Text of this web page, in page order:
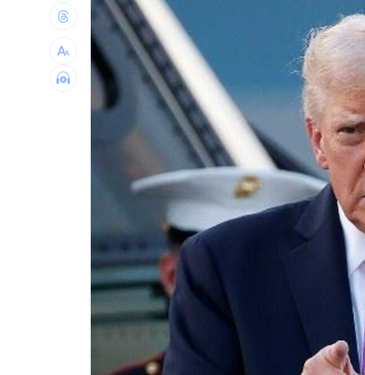
新／台中婦過馬路被車撞！下半身輾碎慘死 11:17
獨／曹雨婷爆拿工會錢買豪宅 李亞萍發聲 11:15
69歲陸小芬曬照 性感不想遮姐真的太辣！ 11:13
EZ Way爭議！ 3個月內提檢討報告 11:12
當流量綁架新聞！《星星之火5》找回信任 11:09
氣象署不排除發陸警 白海豚恐掃過2地 11:05
台灣彩券開獎直播中 20:31
LIVE三立+24小時直播 15:27
三立iNEWS新聞台線上直播
「拍片人的多重宇宙」職涯論壇9/12登場！ 10:30
8國球員齊聚高雄 Formosa 7s掀足球熱潮
理想混蛋號召粉絲跨海追星吃美食！ 18:15